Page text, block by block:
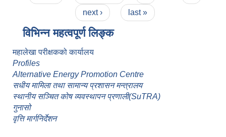
next ›
last »
विभिन्न महत्वपूर्ण लिङ्क
महालेखा परीक्षकको कार्यालय
Profiles
Alternative Energy Promotion Centre
सधीय मामिला तथा सामान्य प्रशासन मन्त्रालय
स्थानीय सञ्चित कोष व्यवस्थापन प्रणाली(SuTRA)
गुनासो
वृत्ति मार्गनिर्देशन